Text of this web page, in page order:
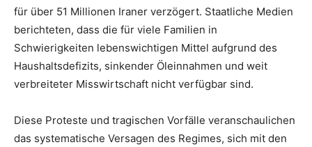
für über 51 Millionen Iraner verzögert. Staatliche Medien
berichteten, dass die für viele Familien in
Schwierigkeiten lebenswichtigen Mittel aufgrund des
Haushaltsdefizits, sinkender Öleinnahmen und weit
verbreiteter Misswirtschaft nicht verfügbar sind.
Diese Proteste und tragischen Vorfälle veranschaulichen
das systematische Versagen des Regimes, sich mit den